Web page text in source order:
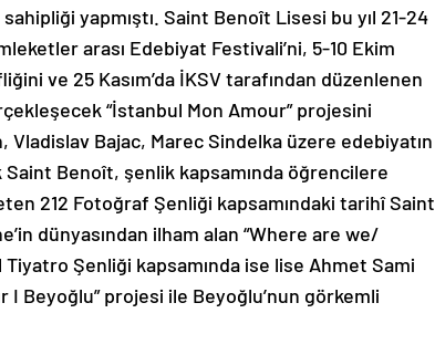
yapmıştı. Saint Benoît Lisesi bu yıl 21-24
arası Edebiyat Festivali’ni, 5-10 Ekim
ve 25 Kasım’da İKSV tarafından düzenlenen
“İstanbul Mon Amour” projesini
Vladislav Bajac, Marec Sindelka üzere edebiyatın
Benoît, şenlik kapsamında öğrencilere
212 Fotoğraf Şenliği kapsamındaki tarihî Saint
dünyasından ilham alan “Where are we/
Şenliği kapsamında ise lise Ahmet Sami
I Beyoğlu” projesi ile Beyoğlu’nun görkemli